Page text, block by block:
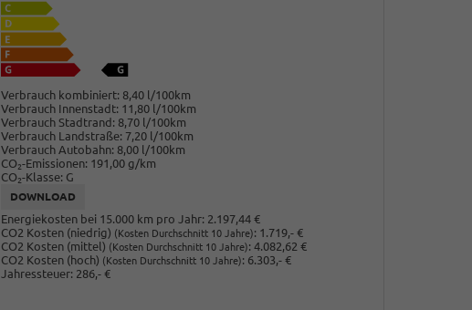
Verbrauch kombiniert: 8,40 l/100km
Verbrauch Innenstadt: 11,80 l/100km
Verbrauch Stadtrand: 8,70 l/100km
Verbrauch Landstraße: 7,20 l/100km
Verbrauch Autobahn: 8,00 l/100km
CO2-Emissionen: 191,00 g/km
CO2-Klasse: G
DOWNLOAD
Energiekosten bei 15.000 km pro Jahr: 2.197,44 €
CO2 Kosten (niedrig) (Kosten Durchschnitt 10 Jahre): 1.719,- €
CO2 Kosten (mittel) (Kosten Durchschnitt 10 Jahre): 4.082,62 €
CO2 Kosten (hoch) (Kosten Durchschnitt 10 Jahre): 6.303,- €
Jahressteuer: 286,- €